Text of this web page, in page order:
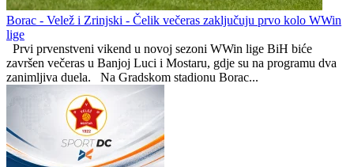
Radnik pregazio Laktaše
Velež
0 0